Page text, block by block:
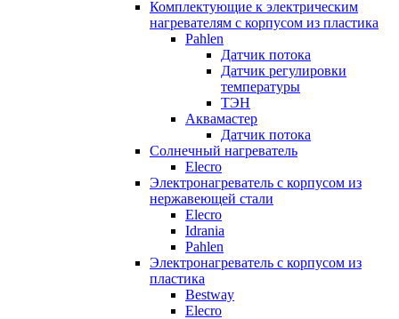
Комплектующие к электрическим
нагревателям с корпусом из пластика
Pahlen
Датчик потока
Датчик регулировки
температуры
ТЭН
Аквамастер
Датчик потока
Солнечный нагреватель
Elecro
Электронагреватель с корпусом из
нержавеющей стали
Elecro
Idrania
Pahlen
Электронагреватель с корпусом из
пластика
Bestway
Elecro